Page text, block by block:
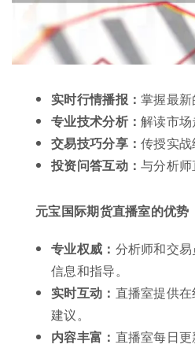
实时行情播报：掌握最新
专业技术分析：解读市场
交易技巧分享：传授实战
投资问答互动：与分析师
元宝国际期货直播室的优势
专业权威： 分析师和交
信息和指导。
实时互动： 直播室提供
建议。
内容丰富： 直播室每日